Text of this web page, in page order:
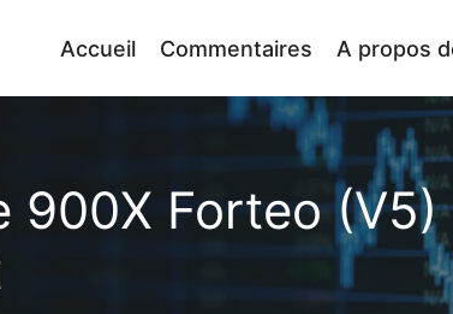
Accueil Commentaires A propos
900X Forteo